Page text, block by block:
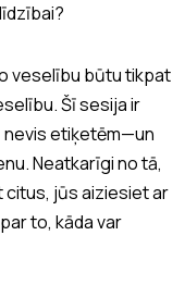
veselību būtu tikpat
Šī sesija ir
nevis etiķetēm—un
Neatkarīgi no tā,
citus, jūs aiziesiet ar
to, kāda var